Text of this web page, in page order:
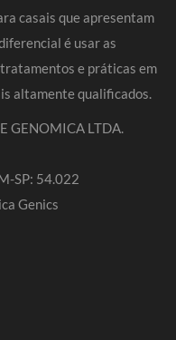
casais que apresentam
é usar as
e práticas em
altamente qualificados.
GENOMICA LTDA.
SP: 54.022
Genics